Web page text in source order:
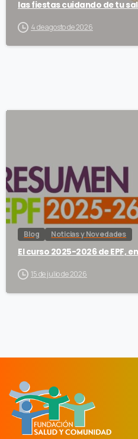
las fiestas cuidando de tu
4 de agosto de 2026
Blog Noticias y Novedades
El curso 2025-2026 de EPF,
15 de julio de 2026